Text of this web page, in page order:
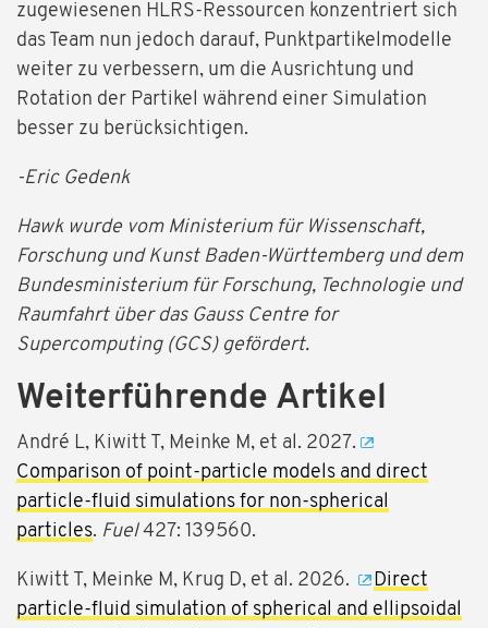
zugewiesenen HLRS-Ressourcen konzentriert sich
das Team nun jedoch darauf, Punktpartikelmodelle
weiter zu verbessern, um die Ausrichtung und
Rotation der Partikel während einer Simulation
besser zu berücksichtigen.
-Eric Gedenk
Hawk wurde vom Ministerium für Wissenschaft,
Forschung und Kunst Baden-Württemberg und dem
Bundesministerium für Forschung, Technologie und
Raumfahrt über das Gauss Centre for
Supercomputing (GCS) gefördert.
Weiterführende Artikel
André L, Kiwitt T, Meinke M, et al. 2027.
Comparison of point-particle models and direct
particle-fluid simulations for non-spherical
particles. Fuel427: 139560.
Kiwitt T, Meinke M, Krug D, et al. 2026.
Direct
particle-fluid simulation of spherical and ellipsoidal